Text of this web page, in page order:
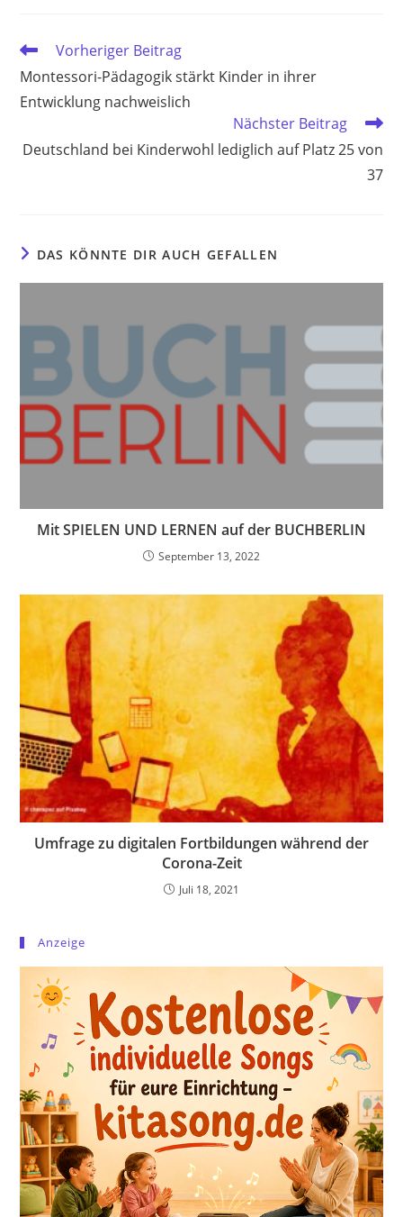
Weitere
ansehen
Vorheriger Beitrag
Montessori-Pädagogik stärkt Kinder in ihrer
Entwicklung nachweislich
Nächster Beitrag
Deutschland bei Kinderwohl lediglich auf Platz 25 von
37
DAS KÖNNTE DIR AUCH GEFALLEN
Mit SPIELEN UND LERNEN auf der BUCHBERLIN
September 13, 2022
Umfrage zu digitalen Fortbildungen während der
Corona-Zeit
Juli 18, 2021
Anzeige